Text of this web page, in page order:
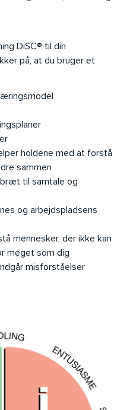
DiSC® til din
på, at du bruger et
holdene med at forstå
sammen
til samtale og
og arbejdspladsens
mennesker, der ikke kan
meget som dig
misforståelser